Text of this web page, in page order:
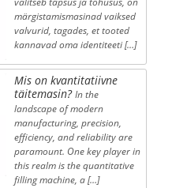
märgistamismasinad vaiksed
valvurid, tagades, et tooted
kannavad oma identiteeti […]
Mis on kvantitatiivne
täitemasin? In the
landscape of modern
manufacturing, precision,
efficiency, and reliability are
paramount. One key player in
this realm is the quantitative
filling machine, a […]